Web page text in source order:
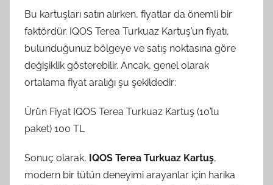
Bu kartuşları satın alırken, fiyatlar da önemli bir
faktördür. IQOS Terea Turkuaz Kartuş’un fiyatı,
bulunduğunuz bölgeye ve satış noktasına göre
değişiklik gösterebilir. Ancak, genel olarak
ortalama fiyat aralığı şu şekildedir:
Ürün Fiyat IQOS Terea Turkuaz Kartuş (10’lu
paket) 100 TL
Sonuç olarak, IQOS Terea Turkuaz Kartuş,
modern bir tütün deneyimi arayanlar için harika